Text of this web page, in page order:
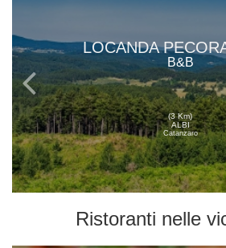
LOCANDA
B&B
(3 Km)
ALBI
Catanzaro
Ristoranti nelle